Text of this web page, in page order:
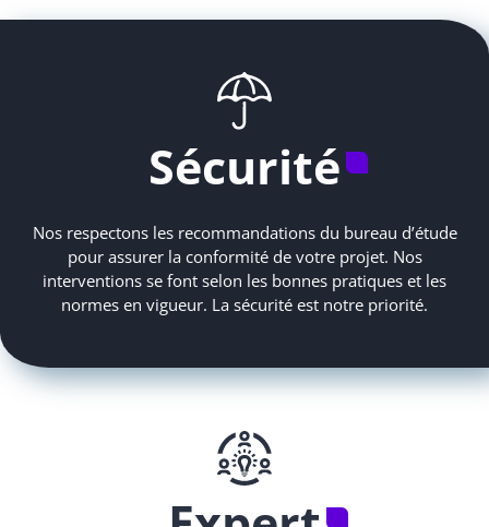
Sécurité
Nos respectons les recommandations du bureau d’étude
pour assurer la conformité de votre projet. Nos
interventions se font selon les bonnes pratiques et les
normes en vigueur. La sécurité est notre priorité.